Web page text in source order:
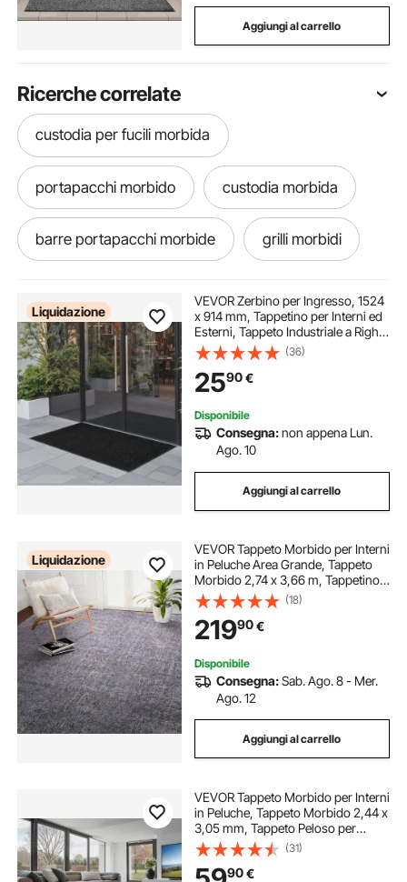
Aggiungi al carrello
Ricerche correlate
custodia per fucili morbida
portapacchi morbido custodia morbida
barre portapacchi morbide grilli morbidi
divano letto morbido
custodia morbida fucile
divano morbido per animali
Liquidazione
VEVOR Zerbino per Ingresso, 1524
x 914 mm, Tappetino per Interni ed
Esterni, Tappeto Industriale a Righe
con Supporto, Tappeto d'Ingresso
Lavabile Resistente per Corridoio,
Balcone, Grigio
(36)
2590€
Disponibile
Consegna:non appena Lun.
Ago. 10
Aggiungi al carrello
Liquidazione
VEVOR Tappeto Morbido per Interni
in Peluche Area Grande, Tappeto
Morbido 2,74 x 3,66 m, Tappetino
con Pelo Lungo per Zone ad Alto
Traffico, Studio, Soggiorno, Salotto,
Antiscivolo, Blu Grigio
(18)
21990€
Disponibile
Consegna:Sab. Ago. 8 - Mer.
Ago. 12
Aggiungi al carrello
VEVOR Tappeto Morbido per Interni
in Peluche, Tappeto Morbido 2,44 x
3,05 mm, Tappeto Peloso per
Soggiorno, Camera da Letto,
Salotto Arredamento da Casa non
Tessuti, Antiscivolo, Nero
(31)
90€